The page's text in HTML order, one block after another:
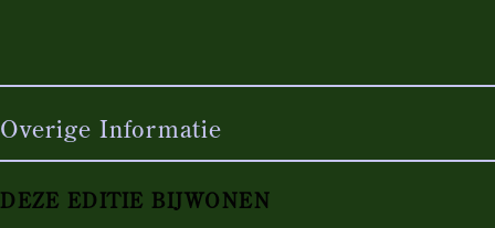
Overige Informatie
DEZE EDITIE BIJWONEN